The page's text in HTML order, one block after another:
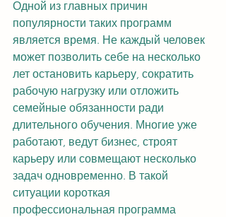
Одной из главных причин
популярности таких программ
является время. Не каждый человек
может позволить себе на несколько
лет остановить карьеру, сократить
рабочую нагрузку или отложить
семейные обязанности ради
длительного обучения. Многие уже
работают, ведут бизнес, строят
карьеру или совмещают несколько
задач одновременно. В такой
ситуации короткая
профессиональная программа